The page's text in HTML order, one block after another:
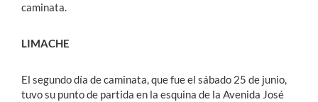
caminata.
LIMACHE
El segundo día de caminata, que fue el sábado 25 de junio,
tuvo su punto de partida en la esquina de la Avenida José